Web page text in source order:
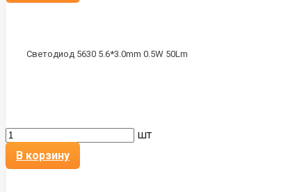
Светодиод 5630 5.6*3.0mm 0.5W 50Lm
шт
В корзину